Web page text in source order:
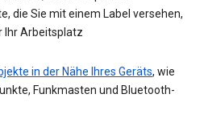
die Sie mit einem Label versehen,
Ihr Arbeitsplatz
in der Nähe Ihres Geräts, wie
Funkmasten und Bluetooth-